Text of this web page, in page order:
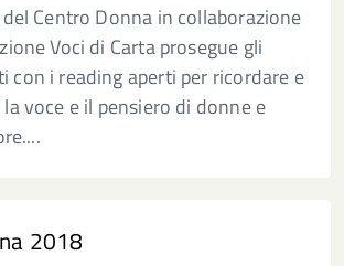
Centro Donna in collaborazione
Voci di Carta prosegue gli
con i reading aperti per ricordare e
voce e il pensiero di donne e
2018